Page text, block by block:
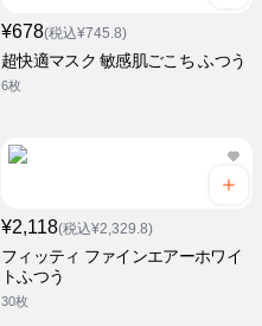
¥678(税込¥745.8)
超快適マスク 敏感肌ごこち ふつう
6枚
¥2,118(税込¥2,329.8)
フィッティ ファインエアーホワイ
トふつう
30枚